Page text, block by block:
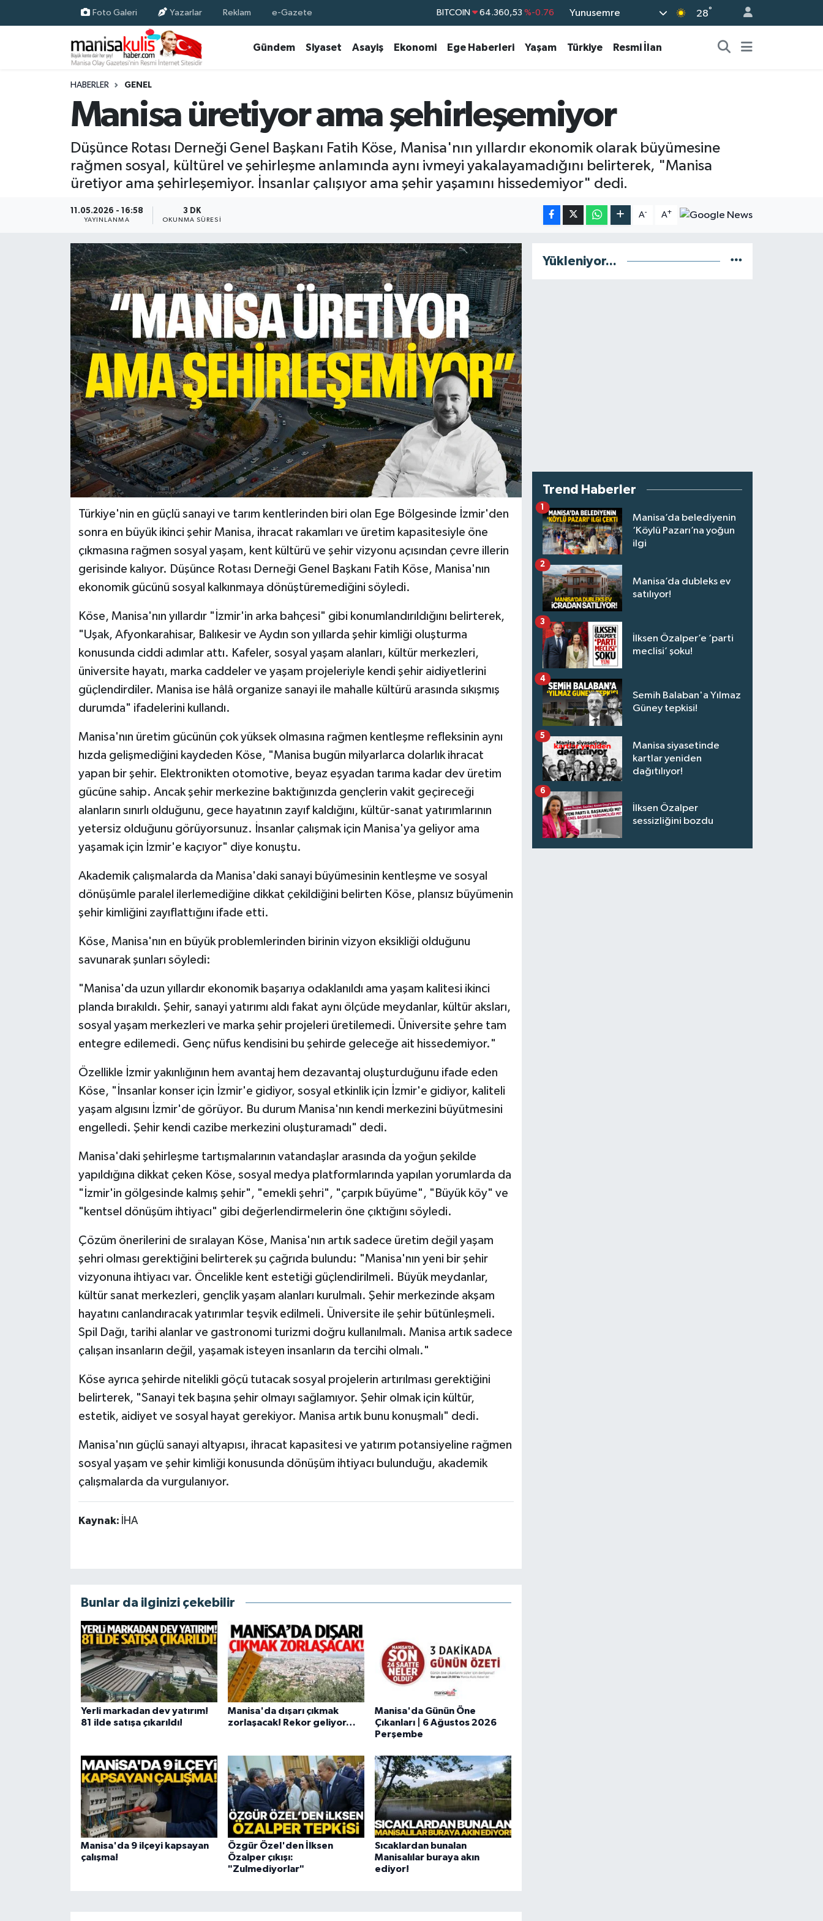
Foto Galeri Yazarlar Reklam e-Gazete
DOLAR 47,7143 %0.16
EURO 55,0317 %-0.02
BİST100 13.799 %70
Yunusemre 28°
Gündem Siyaset Asayiş Ekonomi Ege Haberleri Yaşam Türkiye Resmi İlan
HABERLER GENEL
Manisa üretiyor ama şehirleşemiyor
Düşünce Rotası Derneği Genel Başkanı Fatih Köse, Manisa'nın yıllardır ekonomik olarak büyümesine
rağmen sosyal, kültürel ve şehirleşme anlamında aynı ivmeyi yakalayamadığını belirterek, "Manisa
üretiyor ama şehirleşemiyor. İnsanlar çalışıyor ama şehir yaşamını hissedemiyor" dedi.
11.05.2026 - 16:58
YAYINLANMA
3 DK
OKUNMA SÜRESI
A- A+
Türkiye'nin en güçlü sanayi ve tarım kentlerinden biri olan Ege Bölgesinde İzmir'den
sonra en büyük ikinci şehir Manisa, ihracat rakamları ve üretim kapasitesiyle öne
çıkmasına rağmen sosyal yaşam, kent kültürü ve şehir vizyonu açısından çevre illerin
gerisinde kalıyor. Düşünce Rotası Derneği Genel Başkanı Fatih Köse, Manisa'nın
ekonomik gücünü sosyal kalkınmaya dönüştüremediğini söyledi.
Köse, Manisa'nın yıllardır "İzmir'in arka bahçesi" gibi konumlandırıldığını belirterek,
"Uşak, Afyonkarahisar, Balıkesir ve Aydın son yıllarda şehir kimliği oluşturma
konusunda ciddi adımlar attı. Kafeler, sosyal yaşam alanları, kültür merkezleri,
üniversite hayatı, marka caddeler ve yaşam projeleriyle kendi şehir aidiyetlerini
güçlendirdiler. Manisa ise hâlâ organize sanayi ile mahalle kültürü arasında sıkışmış
durumda" ifadelerini kullandı.
Manisa'nın üretim gücünün çok yüksek olmasına rağmen kentleşme refleksinin aynı
hızda gelişmediğini kaydeden Köse, "Manisa bugün milyarlarca dolarlık ihracat
yapan bir şehir. Elektronikten otomotive, beyaz eşyadan tarıma kadar dev üretim
gücüne sahip. Ancak şehir merkezine baktığınızda gençlerin vakit geçireceği
alanların sınırlı olduğunu, gece hayatının zayıf kaldığını, kültür-sanat yatırımlarının
yetersiz olduğunu görüyorsunuz. İnsanlar çalışmak için Manisa'ya geliyor ama
yaşamak için İzmir'e kaçıyor" diye konuştu.
Akademik çalışmalarda da Manisa'daki sanayi büyümesinin kentleşme ve sosyal
dönüşümle paralel ilerlemediğine dikkat çekildiğini belirten Köse, plansız büyümenin
şehir kimliğini zayıflattığını ifade etti.
Köse, Manisa'nın en büyük problemlerinden birinin vizyon eksikliği olduğunu
savunarak şunları söyledi:
"Manisa'da uzun yıllardır ekonomik başarıya odaklanıldı ama yaşam kalitesi ikinci
planda bırakıldı. Şehir, sanayi yatırımı aldı fakat aynı ölçüde meydanlar, kültür aksları,
sosyal yaşam merkezleri ve marka şehir projeleri üretilemedi. Üniversite şehre tam
entegre edilemedi. Genç nüfus kendisini bu şehirde geleceğe ait hissedemiyor."
Özellikle İzmir yakınlığının hem avantaj hem dezavantaj oluşturduğunu ifade eden
Köse, "İnsanlar konser için İzmir'e gidiyor, sosyal etkinlik için İzmir'e gidiyor, kaliteli
yaşam algısını İzmir'de görüyor. Bu durum Manisa'nın kendi merkezini büyütmesini
engelledi. Şehir kendi cazibe merkezini oluşturamadı" dedi.
Manisa'daki şehirleşme tartışmalarının vatandaşlar arasında da yoğun şekilde
yapıldığına dikkat çeken Köse, sosyal medya platformlarında yapılan yorumlarda da
"İzmir'in gölgesinde kalmış şehir", "emekli şehri", "çarpık büyüme", "Büyük köy" ve
"kentsel dönüşüm ihtiyacı" gibi değerlendirmelerin öne çıktığını söyledi.
Çözüm önerilerini de sıralayan Köse, Manisa'nın artık sadece üretim değil yaşam
şehri olması gerektiğini belirterek şu çağrıda bulundu: "Manisa'nın yeni bir şehir
vizyonuna ihtiyacı var. Öncelikle kent estetiği güçlendirilmeli. Büyük meydanlar,
kültür sanat merkezleri, gençlik yaşam alanları kurulmalı. Şehir merkezinde akşam
hayatını canlandıracak yatırımlar teşvik edilmeli. Üniversite ile şehir bütünleşmeli.
Spil Dağı, tarihi alanlar ve gastronomi turizmi doğru kullanılmalı. Manisa artık sadece
çalışan insanların değil, yaşamak isteyen insanların da tercihi olmalı."
Köse ayrıca şehirde nitelikli göçü tutacak sosyal projelerin artırılması gerektiğini
belirterek, "Sanayi tek başına şehir olmayı sağlamıyor. Şehir olmak için kültür,
estetik, aidiyet ve sosyal hayat gerekiyor. Manisa artık bunu konuşmalı" dedi.
Manisa'nın güçlü sanayi altyapısı, ihracat kapasitesi ve yatırım potansiyeline rağmen
sosyal yaşam ve şehir kimliği konusunda dönüşüm ihtiyacı bulunduğu, akademik
çalışmalarda da vurgulanıyor.
Kaynak: İHA
Bunlar da ilginizi çekebilir
Yerli markadan dev yatırım!
81 ilde satışa çıkarıldı!
Manisa'da dışarı çıkmak
zorlaşacak! Rekor geliyor…
Manisa'da Günün Öne
Çıkanları | 6 Ağustos 2026
Perşembe
Manisa'da 9 ilçeyi kapsayan
çalışma!
Özgür Özel'den İlksen
Özalper çıkışı:
"Zulmediyorlar"
Sıcaklardan bunalan
Manisalılar buraya akın
ediyor!
Yükleniyor...
Trend Haberler
Manisa’da belediyenin
‘Köylü Pazarı’na yoğun
ilgi
1
Manisa’da dubleks ev
satılıyor!
2
İlksen Özalper’e ‘parti
meclisi’ şoku!
3
Semih Balaban'a Yılmaz
Güney tepkisi!
4
Manisa siyasetinde
kartlar yeniden
dağıtılıyor!
5
İlksen Özalper
sessizliğini bozdu
6
Ekonomi
Gündem
Yunusemre Nöbetçi Eczaneler
Yunusemre Trafik Yoğunluk Haritası
Süper Lig Puan Durumu ve Fikstür
Tüm Manşetler